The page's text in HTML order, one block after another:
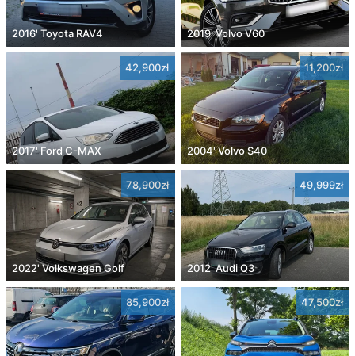
2016' Toyota RAV4 2019' Volvo V60
42,900zł
2017' Ford C-MAX
11,200zł
2004' Volvo S40
78,900zł
2022' Volkswagen Golf
49,999zł
2012' Audi Q3
85,900zł 47,500zł